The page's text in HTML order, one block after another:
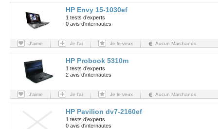
HP Envy 15-1030ef
1 tests d’experts
0 avis d'internautes
J'aime Je l'ai Je le veux Aucun Marchands
HP Probook 5310m
1 tests d’experts
2 avis d'internautes
J'aime Je l'ai Je le veux Aucun Marchands
HP Pavilion dv7-2160ef
1 tests d’experts
0 avis d'internautes